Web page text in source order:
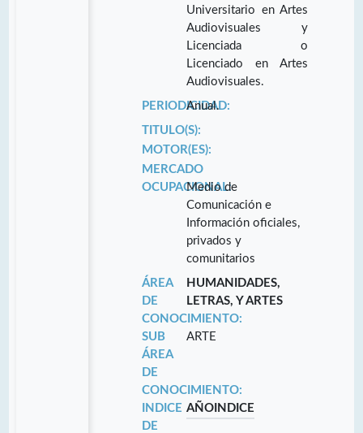
Universitario en Artes
Audiovisuales y
Licenciada o
Licenciado en Artes
Audiovisuales.
PERIODICIDAD:
Anual.
TITULO(S):
MOTOR(ES):
MERCADO
OCUPACIONAL:
Medio de
Comunicación e
Información oficiales,
privados y
comunitarios
ÁREA
DE
CONOCIMIENTO:
HUMANIDADES,
LETRAS, Y ARTES
SUB
ÁREA
DE
CONOCIMIENTO:
ARTE
INDICE
DE
AÑO INDICE